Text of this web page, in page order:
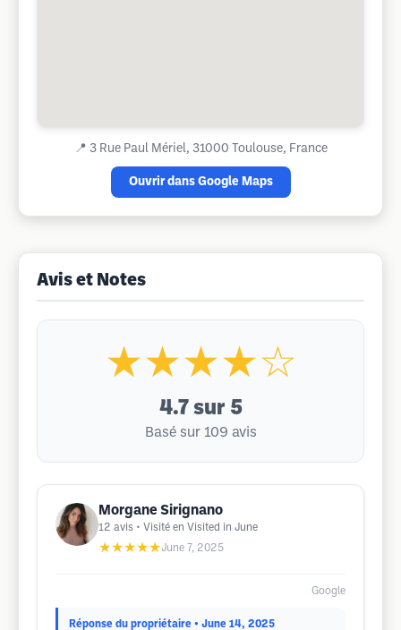
📍 3 Rue Paul Mériel, 31000 Toulouse, France
Ouvrir dans Google Maps
Avis et Notes
★★★★☆
4.7 sur 5
Basé sur 109 avis
Morgane Sirignano
12 avis • Visité en Visited in June
★★★★★June 7, 2025
Google
Réponse du propriétaire • June 14, 2025